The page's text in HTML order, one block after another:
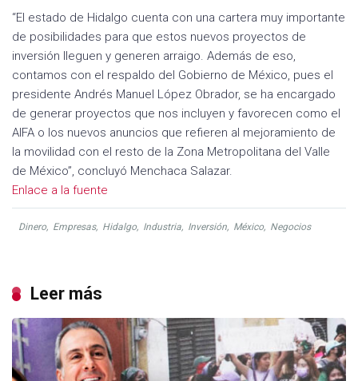
“El estado de Hidalgo cuenta con una cartera muy importante
de posibilidades para que estos nuevos proyectos de
inversión lleguen y generen arraigo. Además de eso,
contamos con el respaldo del Gobierno de México, pues el
presidente Andrés Manuel López Obrador, se ha encargado
de generar proyectos que nos incluyen y favorecen como el
AIFA o los nuevos anuncios que refieren al mejoramiento de
la movilidad con el resto de la Zona Metropolitana del Valle
de México”, concluyó Menchaca Salazar.
Enlace a la fuente
Dinero, Empresas, Hidalgo, Industria, Inversión, México, Negocios
Leer más